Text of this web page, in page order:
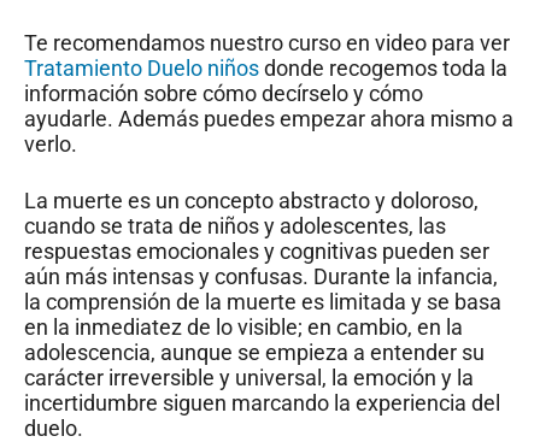
Te recomendamos nuestro curso en video para ver
Tratamiento Duelo niñosdonde recogemos toda la
información sobre cómo decírselo y cómo
ayudarle. Además puedes empezar ahora mismo a
verlo.
La muerte es un concepto abstracto y doloroso,
cuando se trata de niños y adolescentes, las
respuestas emocionales y cognitivas pueden ser
aún más intensas y confusas. Durante la infancia,
la comprensión de la muerte es limitada y se basa
en la inmediatez de lo visible; en cambio, en la
adolescencia, aunque se empieza a entender su
carácter irreversible y universal, la emoción y la
incertidumbre siguen marcando la experiencia del
duelo.